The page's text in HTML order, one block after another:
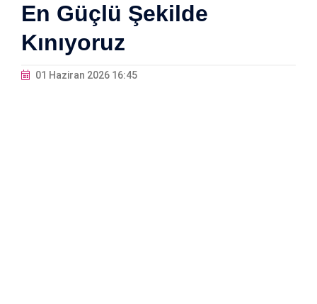
En Güçlü Şekilde
Kınıyoruz
01 Haziran 2026 16:45